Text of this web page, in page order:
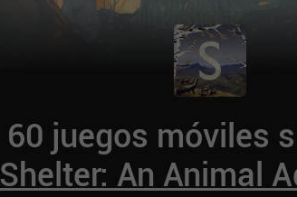
60 juegos móviles
Shelter: An Animal